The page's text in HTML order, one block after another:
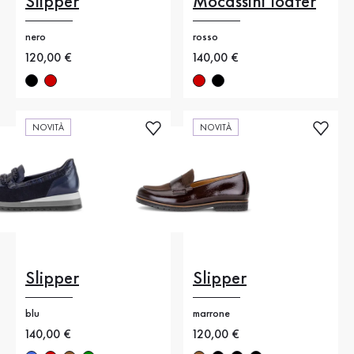
nero
Nuovo prezzo
120,00 €
rosso
Nuovo prezzo
140,00 €
NOVITÀ
Slipper
blu
Nuovo prezzo
140,00 €
NOVITÀ
Slipper
marrone
Nuovo prezzo
120,00 €